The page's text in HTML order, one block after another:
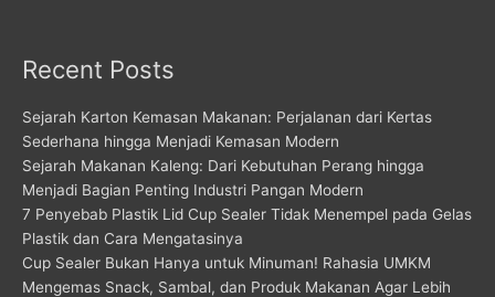
Recent Posts
Sejarah Karton Kemasan Makanan: Perjalanan dari Kertas
Sederhana hingga Menjadi Kemasan Modern
Sejarah Makanan Kaleng: Dari Kebutuhan Perang hingga
Menjadi Bagian Penting Industri Pangan Modern
7 Penyebab Plastik Lid Cup Sealer Tidak Menempel pada Gelas
Plastik dan Cara Mengatasinya
Cup Sealer Bukan Hanya untuk Minuman! Rahasia UMKM
Mengemas Snack, Sambal, dan Produk Makanan Agar Lebih